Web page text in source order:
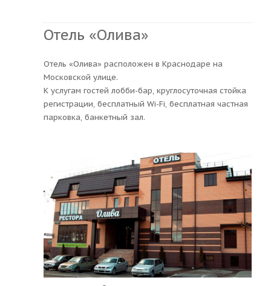
Отель «Олива»
Отель «Олива» расположен в Краснодаре на
Московской улице.
К услугам гостей лобби-бар, круглосуточная стойка
регистрации, бесплатный Wi-Fi, бесплатная частная
парковка, банкетный зал.